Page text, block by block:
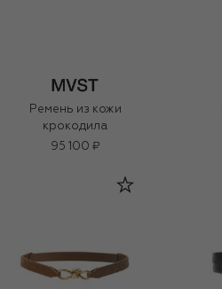
Ремень из кожи
крокодила
95 100 ₽